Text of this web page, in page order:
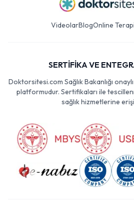
VideolarBlogOnline Terapi
SERTİFİKA VE
Doktorsitesi.com Sağlık Bakanlığı
platformudur. Sertifikaları ile
sağlık hizmetlerine